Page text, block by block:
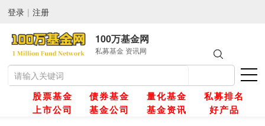
登录 | 注册
100万基金网
私募基金 资讯网
股票基金 债券基金 量化基金
私募排名
上市公司
基金公司 基金资讯 好产品